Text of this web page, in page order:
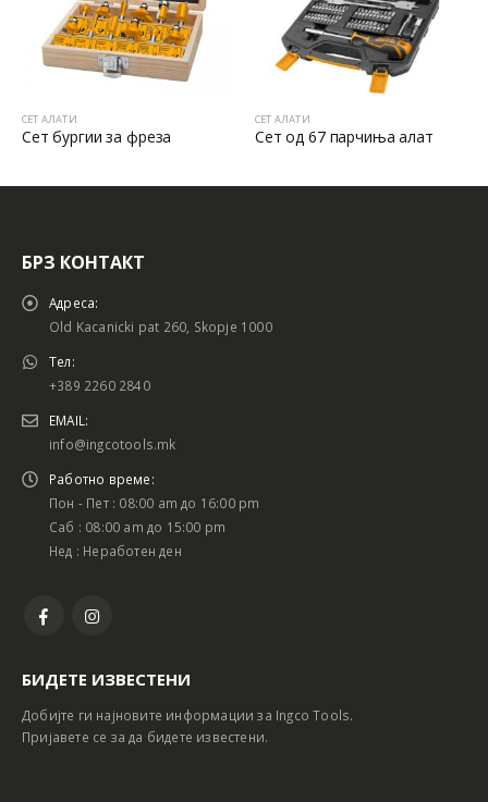
СЕТ АЛАТИ
Сет од 67 парчиња алат
СЕТ АЛАТИ
СЕТ КУФЕР СО КЛУЧЕВИ
БРЗ КОНТАКТ
Адреса:
Old Kacanicki pat 260, Skopje 1000
Тел:
+389 2260 2840
EMAIL:
info@ingcotools.mk
Работно време:
Пон - Пет : 08:00 am до 16:00 pm
Саб : 08:00 am до 15:00 pm
Нед : Неработен ден
БИДЕТЕ ИЗВЕСТЕНИ
Добијте ги најновите информации за Ingco Tools.
Пријавете се за да бидете известени.